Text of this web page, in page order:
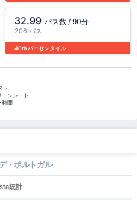
32.99 パス数 / 90分
206 パス
46th パーセンタイル
ト
ンシート
間
・ポルトガル
統計